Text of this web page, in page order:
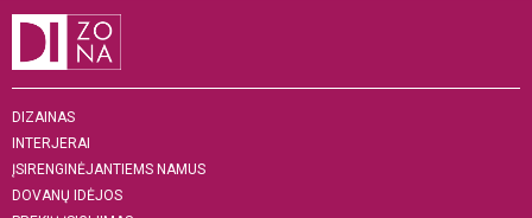
DIZAINAS
INTERJERAI
ĮSIRENGINĖJANTIEMS NAMUS
DOVANŲ IDĖJOS